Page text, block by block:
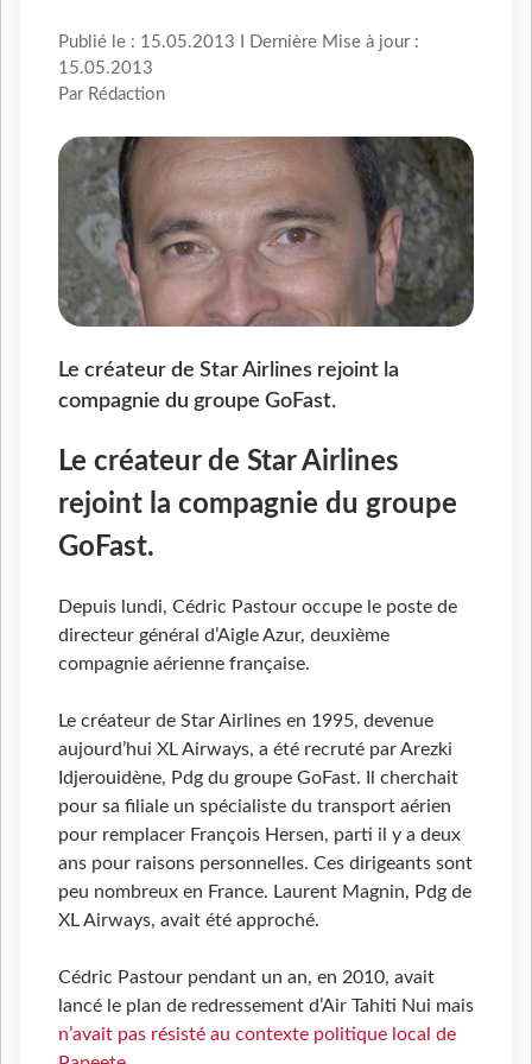
Publié le : 15.05.2013 I Dernière Mise à jour :
15.05.2013
Par Rédaction
Le créateur de Star Airlines rejoint la
compagnie du groupe GoFast.
Le créateur de Star Airlines
rejoint la compagnie du groupe
GoFast.
Depuis lundi, Cédric Pastour occupe le poste de
directeur général d’Aigle Azur, deuxième
compagnie aérienne française.
Le créateur de Star Airlines en 1995, devenue
aujourd’hui XL Airways, a été recruté par Arezki
Idjerouidène, Pdg du groupe GoFast. Il cherchait
pour sa filiale un spécialiste du transport aérien
pour remplacer François Hersen, parti il y a deux
ans pour raisons personnelles. Ces dirigeants sont
peu nombreux en France. Laurent Magnin, Pdg de
XL Airways, avait été approché.
Cédric Pastour pendant un an, en 2010, avait
lancé le plan de redressement d’Air Tahiti Nui mais
n’avait pas résisté au contexte politique local de